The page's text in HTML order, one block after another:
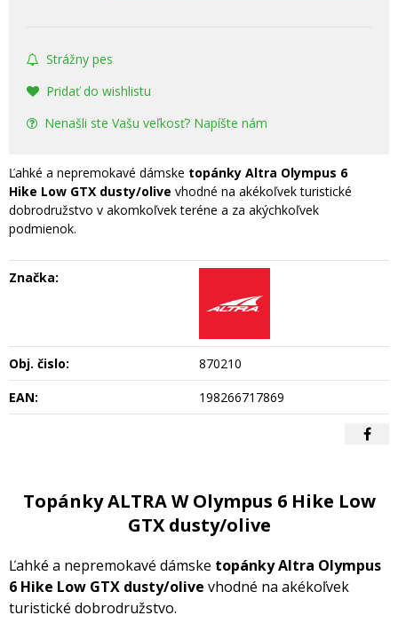
Strážny pes
Pridať do wishlistu
Nenašli ste Vašu veľkosť? Napíšte nám
Ľahké a nepremokavé dámske topánky Altra Olympus 6
Hike Low GTX dusty/olive vhodné na akékoľvek turistické
dobrodružstvo v akomkoľvek teréne a za akýchkoľvek
podmienok.
Značka:
Obj. čislo:
870210
EAN:
198266717869
Topánky ALTRA W Olympus 6 Hike Low
GTX dusty/olive
Ľahké a nepremokavé dámske topánky Altra Olympus
6 Hike Low GTX dusty/olive vhodné na akékoľvek
turistické dobrodružstvo.